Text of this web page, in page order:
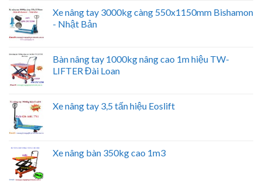
Xe nâng tay 3000kg càng 550x1150mm Bishamon
- Nhật Bản
Bàn nâng tay 1000kg nâng cao 1m hiệu TW-
LIFTER Đài Loan
Xe nâng tay 3,5 tấn hiệu Eoslift
Xe nâng bàn 350kg cao 1m3